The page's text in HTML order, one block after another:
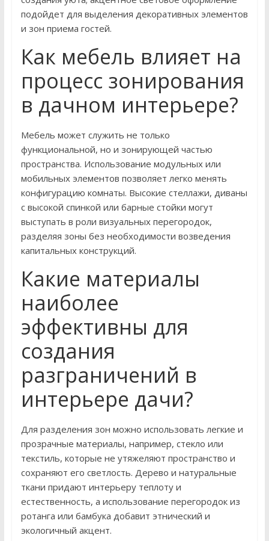
подойдет для выделения декоративных элементов
и зон приема гостей.
Как мебель влияет на
процесс зонирования
в дачном интерьере?
Мебель может служить не только
функциональной, но и зонирующей частью
пространства. Использование модульных или
мобильных элементов позволяет легко менять
конфигурацию комнаты. Высокие стеллажи, диваны
с высокой спинкой или барные стойки могут
выступать в роли визуальных перегородок,
разделяя зоны без необходимости возведения
капитальных конструкций.
Какие материалы
наиболее
эффективны для
создания
разграничений в
интерьере дачи?
Для разделения зон можно использовать легкие и
прозрачные материалы, например, стекло или
текстиль, которые не утяжеляют пространство и
сохраняют его светлость. Дерево и натуральные
ткани придают интерьеру теплоту и
естественность, а использование перегородок из
ротанга или бамбука добавит этнический и
экологичный акцент.